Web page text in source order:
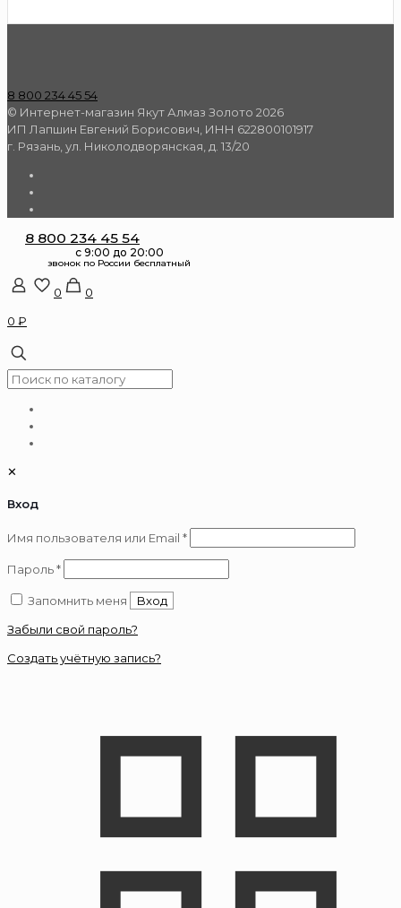
8 800 234 45 54
© Интернет-магазин Якут Алмаз Золото 2026
ИП Лапшин Евгений Борисович, ИНН 622800101917
г. Рязань, ул. Николодворянская, д. 13/20
8 800 234 45 54
0
0
0 ₽
✕
Вход
Имя пользователя или Email *Обязательно
Пароль*Обязательно
Запомнить меня
Вход
Забыли свой пароль?
Создать учётную запись?